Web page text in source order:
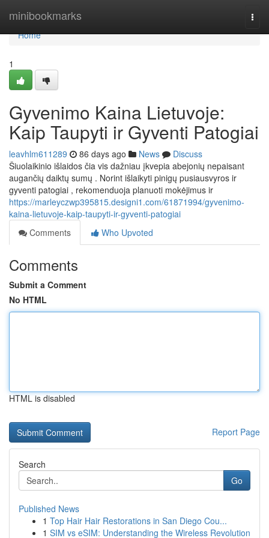
minibookmarks
Home
Home
1
Gyvenimo Kaina Lietuvoje:
Kaip Taupyti ir Gyventi Patogiai
leavhlm611289 86 days ago News
Discuss
Šiuolaikinio išlaidos čia vis dažniau įkvepia abejonių nepaisant
augančių daiktų sumų . Norint išlaikyti pinigų pusiausvyros ir
gyventi patogiai , rekomenduoja planuoti mokėjimus ir
https://marleyczwp395815.designi1.com/61871994/gyvenimo-
kaina-lietuvoje-kaip-taupyti-ir-gyventi-patogiai
Comments
Who Upvoted
Comments
Submit a Comment
No HTML
HTML is disabled
Report Page
Search
Go
Published News
1 Top Hair Hair Restorations in San Diego Cou...
1 SIM vs eSIM: Understanding the Wireless Revolution